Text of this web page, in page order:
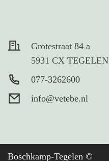
Grotestraat 84 a
5931 CX TEGELEN
077-3262600
info@vetebe.nl
Boschkamp-Tegelen ©